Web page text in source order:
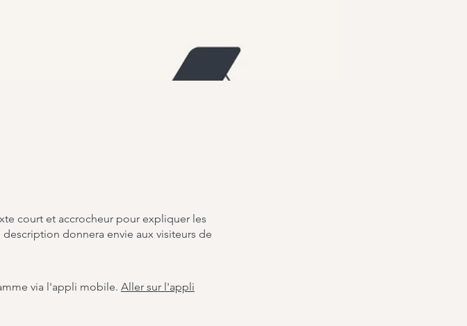
court et accrocheur pour expliquer les
donnera envie aux visiteurs de
via l'appli mobile. Aller sur l'appli